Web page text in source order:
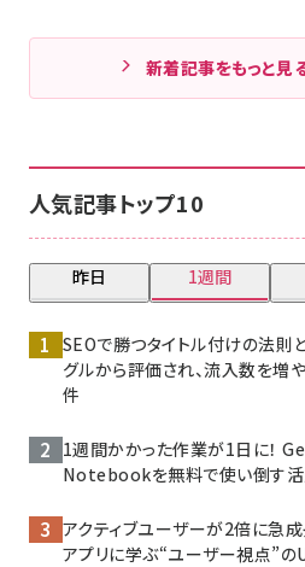
新着記事をもっと見
人気記事トップ10
昨日 1週間
SEOで勝つタイトル付けの法則
グルから評価され、流入数を増
件
1週間かかった作業が1日に！
Notebookを無料で使い倒す
アクティブユーザーが2倍に急成
アプリに学ぶ“ユーザー視点”